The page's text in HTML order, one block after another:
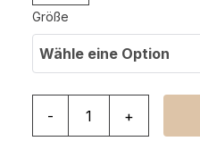
Größe
Wähle eine Option
- +